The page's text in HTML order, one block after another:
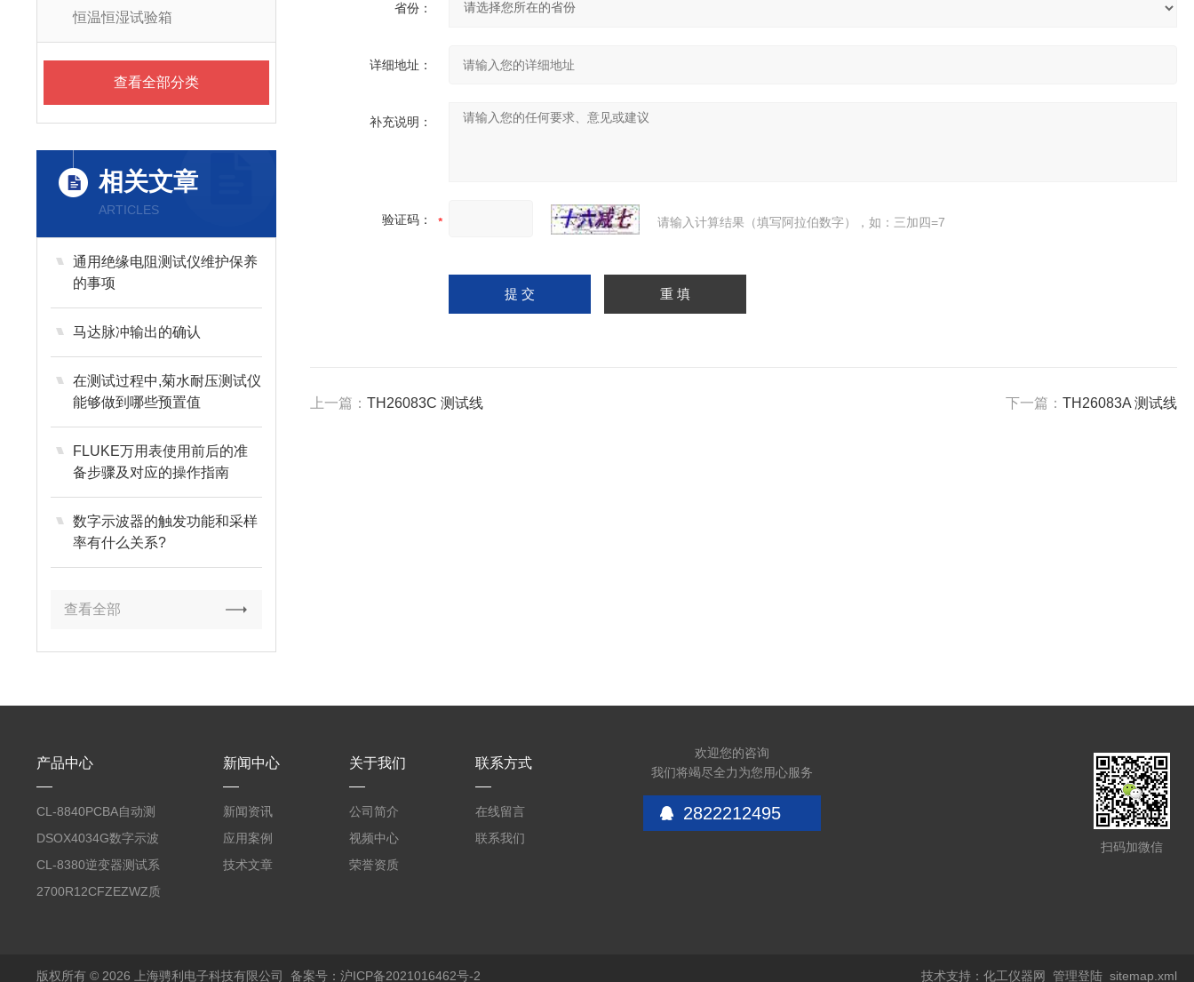
恒温恒湿试验箱
查看全部分类
相关文章
ARTICLES
通用绝缘电阻测试仪维护保养
的事项
马达脉冲输出的确认
在测试过程中,菊水耐压测试仪
能够做到哪些预置值
FLUKE万用表使用前后的准
备步骤及对应的操作指南
数字示波器的触发功能和采样
率有什么关系?
查看全部
省份：
详细地址：
补充说明：
验证码： 请输入计算结果（填写阿拉伯数字），如：三加四=7
上一篇：TH26083C 测试线 下一篇： TH26083A 测试线
产品中心
CL-8840PCBA自动测
试台系统
DSOX4034G数字示波
器
CL-8380逆变器测试系
统台
2700R12CFZEZWZ质
新闻中心
新闻资讯
应用案例
技术文章
关于我们
公司简介
视频中心
荣誉资质
联系方式
在线留言
联系我们
欢迎您的咨询
我们将竭尽全力为您用心服务
2822212495
扫码加微信
版权所有 © 2026 上海骋利电子科技有限公司 备案号：沪ICP备2021016462号-2 技术支持：化工仪器网 管理登陆 sitemap.xml